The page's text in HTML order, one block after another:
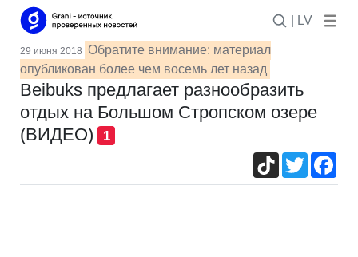
| LV
29 июня 2018 Обратите внимание: материал
опубликован более чем восемь лет назад
Beibuks предлагает разнообразить
отдых на Большом Стропском озере
(ВИДЕО)
1
TikTokTwitter